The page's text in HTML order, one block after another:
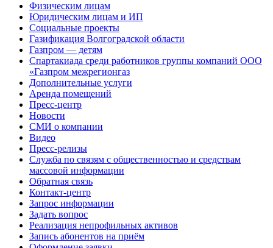
Физическим лицам
Юридическим лицам и ИП
Социальные проекты
Газификация Волгоградской области
Газпром — детям
Спартакиада среди работников группы компаний ООО
«Газпром межрегионгаз
Дополнительные услуги
Аренда помещений
Пресс-центр
Новости
СМИ о компании
Видео
Пресс-релизы
Служба по связям с общественностью и средствам
массовой информации
Обратная связь
Контакт-центр
Запрос информации
Задать вопрос
Реализация непрофильных активов
Запись абонентов на приём